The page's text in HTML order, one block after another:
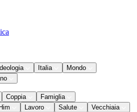
Ideologia Italia
Mondo
Coppia
Famiglia
Lavoro Salute
Vecchiaia